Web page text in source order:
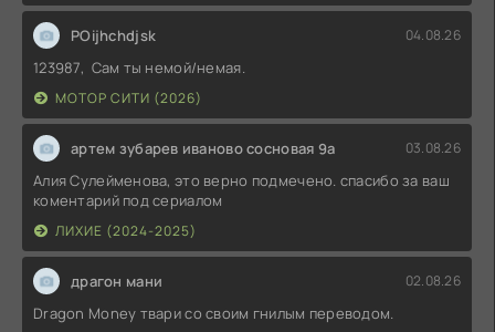
POijhchdjsk 04.08.26
123987, Сам ты немой/немая.
МОТОР СИТИ (2026)
артем зубарев иваново сосновая 9а 03.08.26
Алия Сулейменова, это верно подмечено. спасибо за ваш
коментарий под сериалом
ЛИХИЕ (2024-2025)
драгон мани 02.08.26
Dragon Money твари со своим гнилым переводом.